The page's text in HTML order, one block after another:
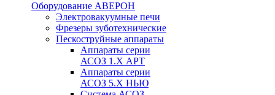
Оборудование АВЕРОН
Электровакуумные печи
Фрезеры зуботехнические
Пескоструйные аппараты
Аппараты серии
АСОЗ 1.Х АРТ
Аппараты серии
АСОЗ 5.Х НЬЮ